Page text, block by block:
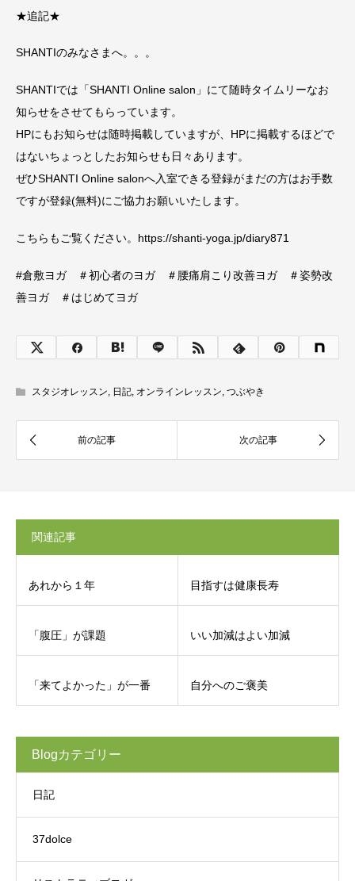
★追記★
SHANTIのみなさまへ。。。
SHANTIでは「SHANTI Online salon」にて随時タイムリーなお
知らせをさせてもらっています。
HPにもお知らせは随時掲載していますが、HPに掲載するほどで
はないちょっとしたお知らせも日々あります。
ぜひSHANTI Online salonへ入室できる登録がまだの方はお手数
ですが登録(無料)にご協力お願いいたします。
こちらもご覧ください。https://shanti-yoga.jp/diary871
#倉敷ヨガ ＃初心者のヨガ ＃腰痛肩こり改善ヨガ ＃姿勢改
善ヨガ ＃はじめてヨガ
スタジオレッスン 日記 オンラインレッスン つぶやき
関連記事
あれから１年 目指すは健康長寿
「腹圧」が課題 いい加減はよい加減
「来てよかった」が一番 自分へのご褒美
Blogカテゴリー
日記
37dolce